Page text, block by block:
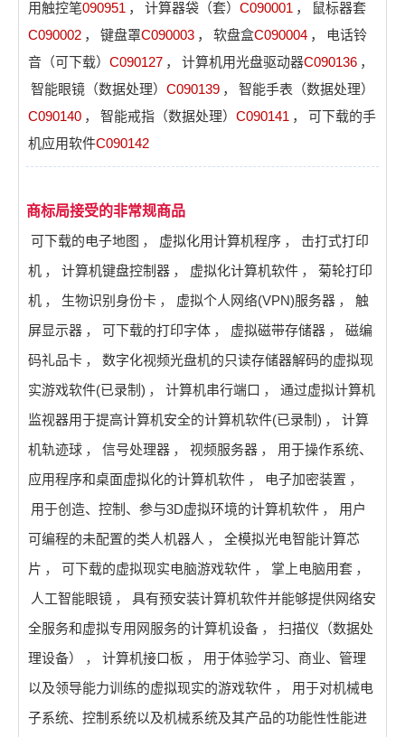
用触控笔090951 ， 计算器袋（套） C090001 ，
鼠标器套
C090002 ， 键盘罩C090003 ， 软盘盒C090004 ，
电话铃
音（可下载） C090127 ， 计算机用光盘驱动器C090136 ，
智能眼镜（数据处理） C090139 ，
智能手表（数据处理）
C090140 ， 智能戒指（数据处理） C090141 ，
可下载的手
机应用软件C090142
商标局接受的非常规商品
可下载的电子地图 ， 虚拟化用计算机程序 ，
击打式打印
机 ， 计算机键盘控制器 ， 虚拟化计算机软件 ，
菊轮打印
机 ， 生物识别身份卡 ， 虚拟个人网络(VPN)服务器 ，
触
屏显示器 ， 可下载的打印字体 ， 虚拟磁带存储器 ，
磁编
码礼品卡 ，
数字化视频光盘机的只读存储器解码的虚拟现
实游戏软件(已录制) ， 计算机串行端口 ，
通过虚拟计算机
监视器用于提高计算机安全的计算机软件(已录制) ，
计算
机轨迹球 ， 信号处理器 ， 视频服务器 ，
用于操作系统、
应用程序和桌面虚拟化的计算机软件 ， 电子加密装置 ，
用于创造、控制、参与3D虚拟环境的计算机软件 ，
用户
可编程的未配置的类人机器人 ，
全模拟光电智能计算芯
片 ， 可下载的虚拟现实电脑游戏软件 ， 掌上电脑用套 ，
人工智能眼镜 ，
具有预安装计算机软件并能够提供网络安
全服务和虚拟专用网服务的计算机设备 ，
扫描仪（数据处
理设备）
， 计算机接口板 ，
用于体验学习、商业、管理
以及领导能力训练的虚拟现实的游戏软件 ，
用于对机械电
子系统、控制系统以及机械系统及其产品的功能性性能进